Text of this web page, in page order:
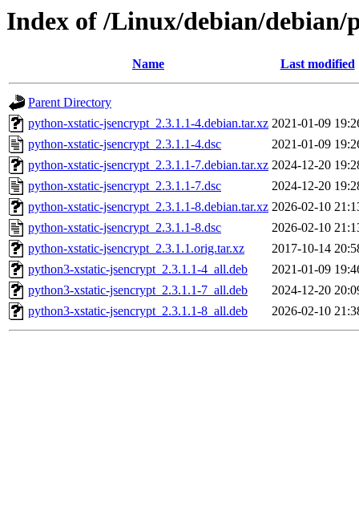
Index of /Linux/debian/
Name Last modified
Parent Directory
python-xstatic-jsencrypt_2.3.1.1-4.debian.tar.xz 2021-01-09
python-xstatic-jsencrypt_2.3.1.1-4.dsc
2021-01-09
python-xstatic-jsencrypt_2.3.1.1-7.debian.tar.xz 2024-12-20
python-xstatic-jsencrypt_2.3.1.1-7.dsc
2024-12-20
python-xstatic-jsencrypt_2.3.1.1-8.debian.tar.xz 2026-02-10
python-xstatic-jsencrypt_2.3.1.1-8.dsc
2026-02-10
python-xstatic-jsencrypt_2.3.1.1.orig.tar.xz
2017-10-14
python3-xstatic-jsencrypt_2.3.1.1-4_all.deb
2021-01-09
python3-xstatic-jsencrypt_2.3.1.1-7_all.deb
2024-12-20
python3-xstatic-jsencrypt_2.3.1.1-8_all.deb
2026-02-10